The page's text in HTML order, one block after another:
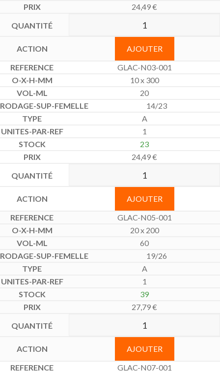
24,49€
AJOUTER
GLAC-N03-001
10 x 300
20
14/23
A
1
23
24,49€
AJOUTER
GLAC-N05-001
20 x 200
60
19/26
A
1
39
27,79€
AJOUTER
GLAC-N07-001